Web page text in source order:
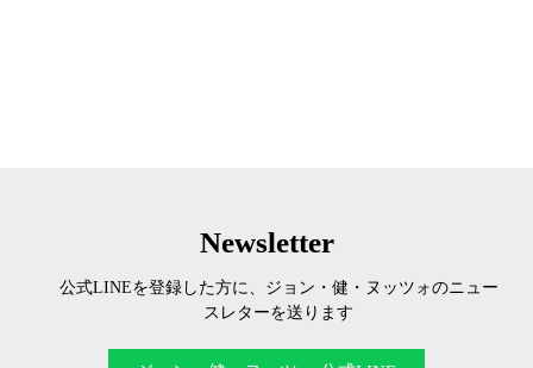
Newsletter
公式LINEを登録した方に、ジョン・健・ヌッツォのニュー
スレターを送ります